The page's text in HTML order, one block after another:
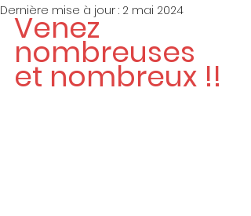
Dernière mise à jour : 2 mai 2024
Venez
nombreuses
et nombreux !!